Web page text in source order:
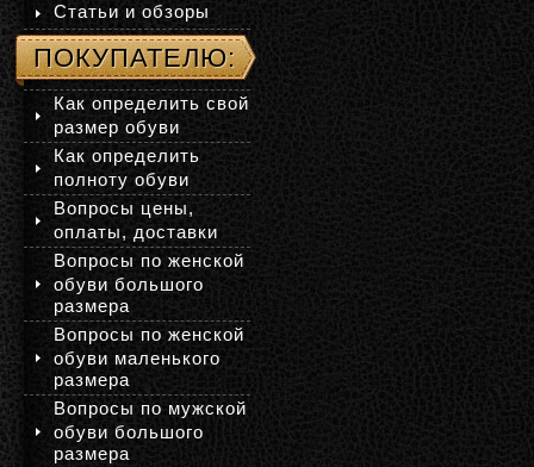
Статьи и обзоры
ПОКУПАТЕЛЮ:
Как определить свой
размер обуви
Как определить
полноту обуви
Вопросы цены,
оплаты, доставки
Вопросы по женской
обуви большого
размера
Вопросы по женской
обуви маленького
размера
Вопросы по мужской
обуви большого
размера